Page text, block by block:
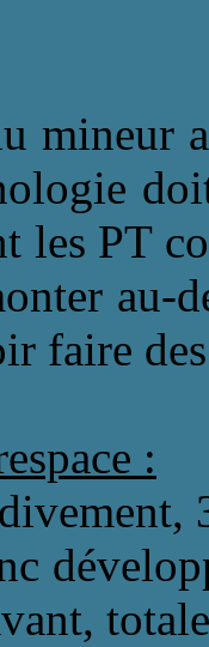
mineur
les PT
faire
: